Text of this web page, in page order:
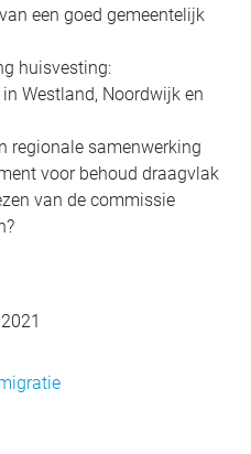
een goed gemeentelijk
huisvesting:
Westland, Noordwijk en
regionale samenwerking
voor behoud draagvlak
van de commissie